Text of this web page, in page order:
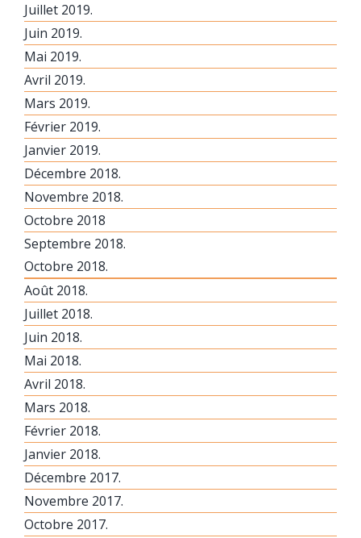
Juillet 2019.
Juin 2019.
Mai 2019.
Avril 2019.
Mars 2019.
Février 2019.
Janvier 2019.
Décembre 2018.
Novembre 2018.
Octobre 2018
Septembre 2018.
Octobre 2018.
Août 2018.
Juillet 2018.
Juin 2018.
Mai 2018.
Avril 2018.
Mars 2018.
Février 2018.
Janvier 2018.
Décembre 2017.
Novembre 2017.
Octobre 2017.